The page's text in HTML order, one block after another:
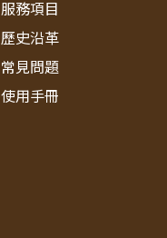
服務項目
歷史沿革
常見問題
使用手冊